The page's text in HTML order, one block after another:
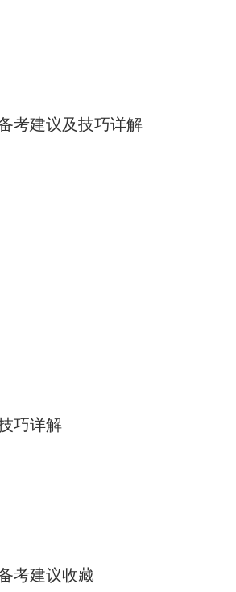
考建议及技巧详解
巧详解
考建议收藏